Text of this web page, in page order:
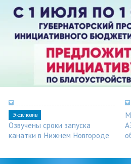
Эксклюзив
Озвучены сроки запуска
канатки в Нижнем Новгороде